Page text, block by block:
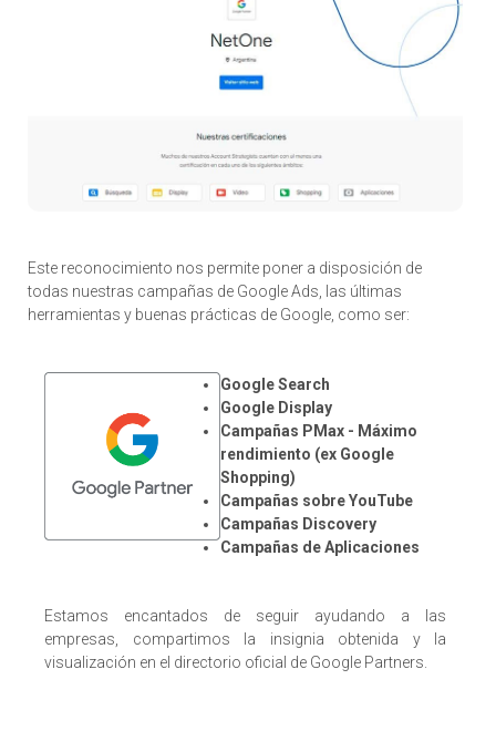
Este reconocimiento nos permite poner a disposición de
todas nuestras campañas de Google Ads, las últimas
herramientas y buenas prácticas de Google, como ser:
Google Search
Google Display
Campañas PMax - Máximo
rendimiento (ex Google
Shopping)
Campañas sobre YouTube
Campañas Discovery
Campañas de Aplicaciones
Estamos encantados de seguir ayudando a las
empresas, compartimos la insignia obtenida y la
visualización en el directorio oficial de Google Partners.